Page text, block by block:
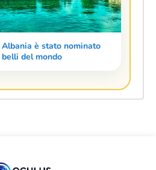
è stato nominato
del mondo